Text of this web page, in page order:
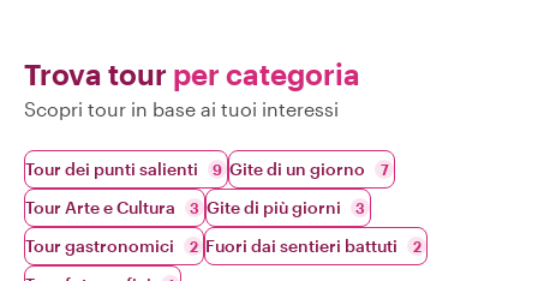
Trova tour per categoria
Scopri tour in base ai tuoi interessi
Tour dei punti salienti 9 Gite di un giorno 7
Tour Arte e Cultura 3 Gite di più giorni 3
Tour gastronomici 2 Fuori dai sentieri battuti 2